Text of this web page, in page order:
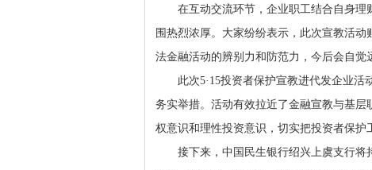
在互动交流环节，企业职工结合自身
围热烈浓厚。大家纷纷表示，此次宣教活
法金融活动的辨别力和防范力，今后会自觉
此次5·15投资者保护宣教进代发企业
务实举措。活动有效拉近了金融宣教与基
权意识和理性投资意识，切实把投资者保护
接下来，中国民生银行绍兴上虞支行将